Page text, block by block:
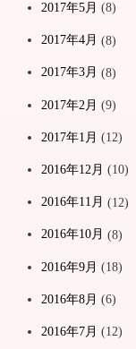
2017年5月 (8)
2017年4月 (8)
2017年3月 (8)
2017年2月 (9)
2017年1月 (12)
2016年12月 (10)
2016年11月 (12)
2016年10月 (8)
2016年9月 (18)
2016年8月 (6)
2016年7月 (12)